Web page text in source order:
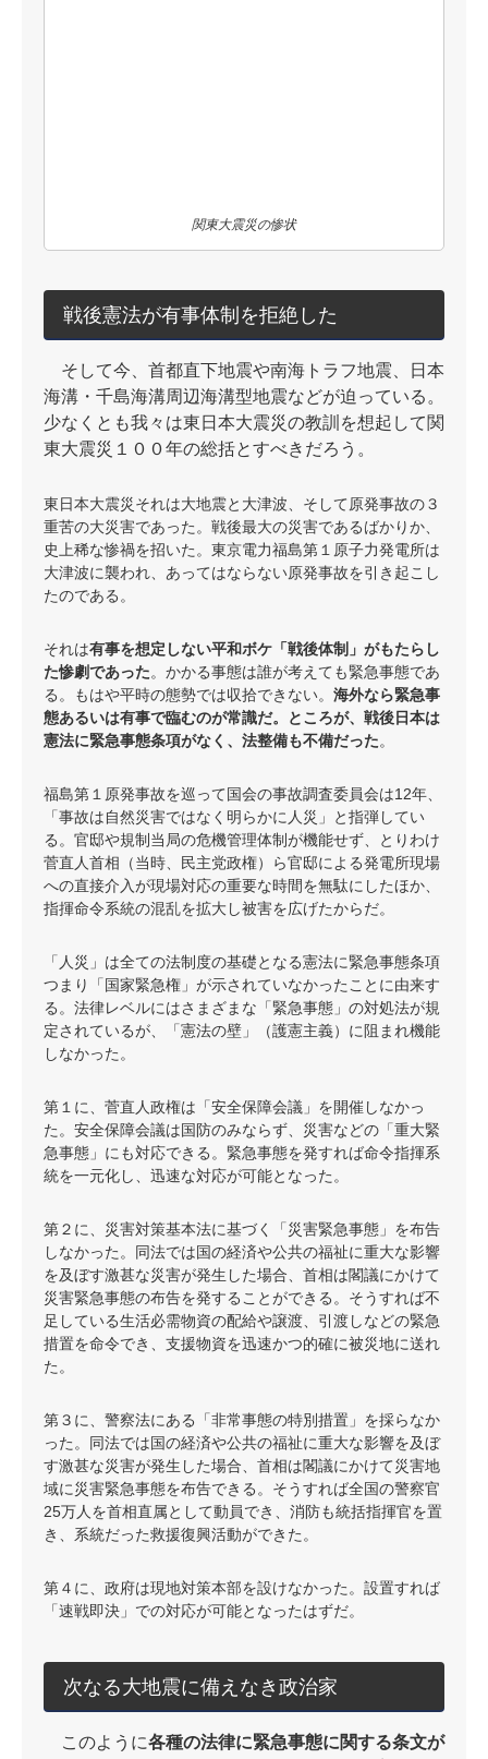
関東大震災の惨状
戦後憲法が有事体制を拒絶した
そして今、首都直下地震や南海トラフ地震、日本
海溝・千島海溝周辺海溝型地震などが迫っている。
少なくとも我々は東日本大震災の教訓を想起して関
東大震災１００年の総括とすべきだろう。
東日本大震災それは大地震と大津波、そして原発事故の３
重苦の大災害であった。戦後最大の災害であるばかりか、
史上稀な惨禍を招いた。東京電力福島第１原子力発電所は
大津波に襲われ、あってはならない原発事故を引き起こし
たのである。
それは有事を想定しない平和ボケ「戦後体制」がもたらし
た惨劇であった。かかる事態は誰が考えても緊急事態であ
る。もはや平時の態勢では収拾できない。 海外なら緊急事
態あるいは有事で臨むのが常識だ。ところが、戦後日本は
憲法に緊急事態条項がなく、法整備も不備だった。
福島第１原発事故を巡って国会の事故調査委員会は12年、
「事故は自然災害ではなく明らかに人災」と指弾してい
る。官邸や規制当局の危機管理体制が機能せず、とりわけ
菅直人首相（当時、民主党政権）ら官邸による発電所現場
への直接介入が現場対応の重要な時間を無駄にしたほか、
指揮命令系統の混乱を拡大し被害を広げたからだ。
「人災」は全ての法制度の基礎となる憲法に緊急事態条項
つまり「国家緊急権」が示されていなかったことに由来す
る。法律レベルにはさまざまな「緊急事態」の対処法が規
定されているが、「憲法の壁」（護憲主義）に阻まれ機能
しなかった。
第１に、菅直人政権は「安全保障会議」を開催しなかっ
た。安全保障会議は国防のみならず、災害などの「重大緊
急事態」にも対応できる。緊急事態を発すれば命令指揮系
統を一元化し、迅速な対応が可能となった。
第２に、災害対策基本法に基づく「災害緊急事態」を布告
しなかった。同法では国の経済や公共の福祉に重大な影響
を及ぼす激甚な災害が発生した場合、首相は閣議にかけて
災害緊急事態の布告を発することができる。そうすれば不
足している生活必需物資の配給や譲渡、引渡しなどの緊急
措置を命令でき、支援物資を迅速かつ的確に被災地に送れ
た。
第３に、警察法にある「非常事態の特別措置」を採らなか
った。同法では国の経済や公共の福祉に重大な影響を及ぼ
す激甚な災害が発生した場合、首相は閣議にかけて災害地
域に災害緊急事態を布告できる。そうすれば全国の警察官
25万人を首相直属として動員でき、消防も統括指揮官を置
き、系統だった救援復興活動ができた。
第４に、政府は現地対策本部を設けなかった。設置すれば
「速戦即決」での対応が可能となったはずだ。
次なる大地震に備えなき政治家
このように各種の法律に緊急事態に関する条文が